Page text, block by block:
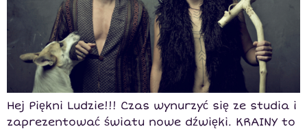
Hej Piękni Ludzie!!! Czas wynurzyć się ze studia i
zaprezentować światu nowe dźwięki. KRAINY to